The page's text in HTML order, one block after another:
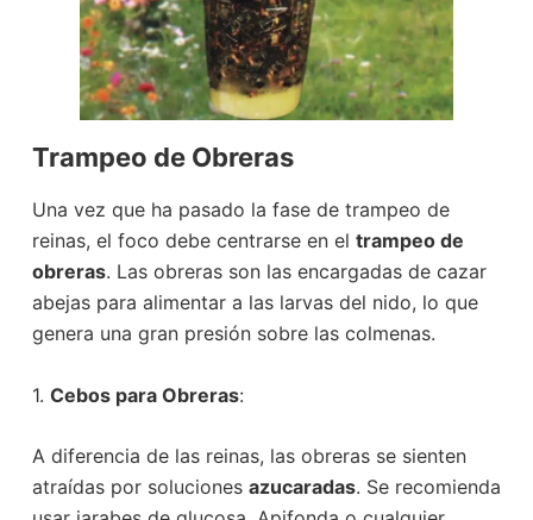
Trampeo de Obreras
Una vez que ha pasado la fase de trampeo de
reinas, el foco debe centrarse en el trampeo de
obreras. Las obreras son las encargadas de cazar
abejas para alimentar a las larvas del nido, lo que
genera una gran presión sobre las colmenas.
1. Cebos para Obreras:
A diferencia de las reinas, las obreras se sienten
atraídas por soluciones azucaradas. Se recomienda